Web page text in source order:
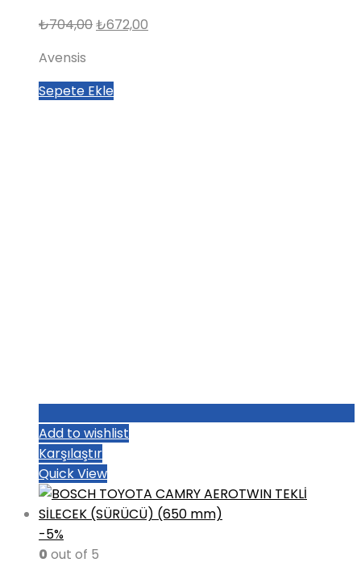
₺704,00Orijinal
₺672,00
Avensis
Sepete Ekle
Add to wishlist
Karşılaştır
Quick View
-5%
0 out of 5